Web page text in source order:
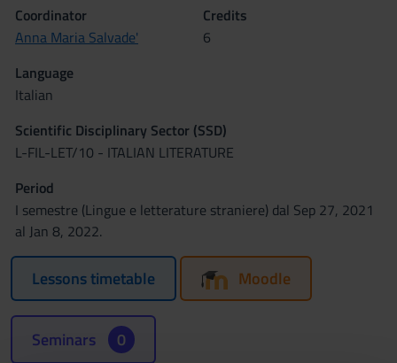
Coordinator
Anna Maria Salvade'
Credits
6
Language
Italian
Scientific Disciplinary Sector (SSD)
L-FIL-LET/10 - ITALIAN LITERATURE
Period
I semestre (Lingue e letterature straniere) dal Sep 27, 2021
al Jan 8, 2022.
Lessons timetable Moodle
Seminars 0